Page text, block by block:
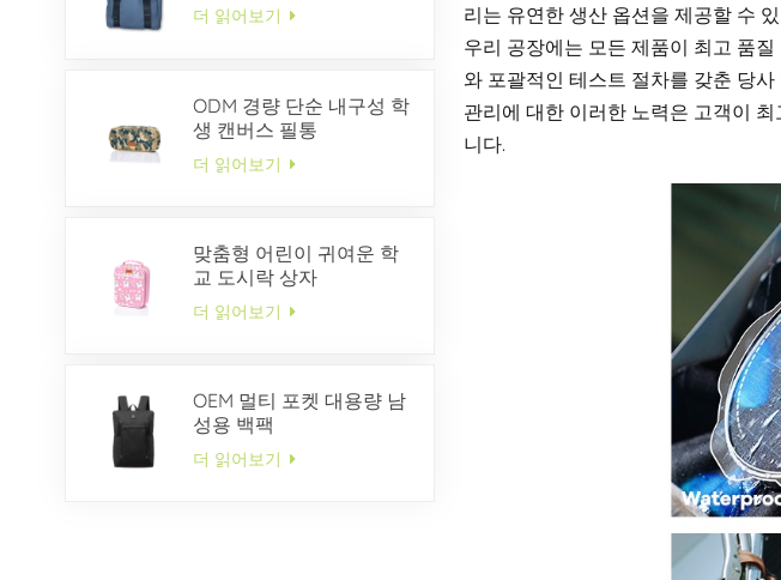
더 읽어보기
ODM 경량 단순 내구성 학
생 캔버스 필통
더 읽어보기
맞춤형 어린이 귀여운 학
교 도시락 상자
더 읽어보기
OEM 멀티 포켓 대용량 남
성용 백팩
더 읽어보기
리는 유연한 생산 옵션을 제공할 수
우리 공장에는 모든 제품이 최고 품
와 포괄적인 테스트 절차를 갖춘 당
관리에 대한 이러한 노력은 고객이
니다.